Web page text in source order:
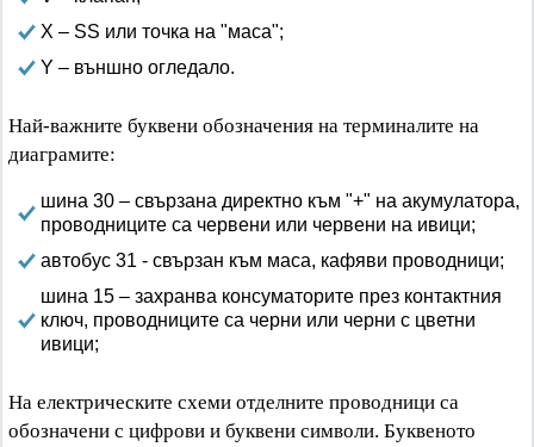
X – SS или точка на "маса";
Y – външно огледало.
Най-важните буквени обозначения на терминалите на
диаграмите:
шина 30 – свързана директно към "+" на акумулатора,
проводниците са червени или червени на ивици;
автобус 31 - свързан към маса, кафяви проводници;
шина 15 – захранва консуматорите през контактния
ключ, проводниците са черни или черни с цветни
ивици;
На електрическите схеми отделните проводници са
обозначени с цифрови и буквени символи. Буквеното